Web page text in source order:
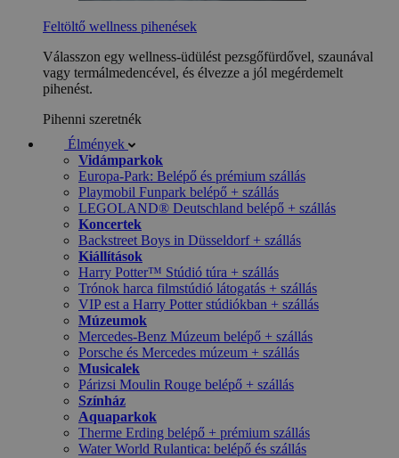
Feltöltő wellness pihenések
Válasszon egy wellness-üdülést pezsgőfürdővel, szaunával
vagy termálmedencével, és élvezze a jól megérdemelt
pihenést.
Pihenni szeretnék
Élmények
Vidámparkok
Europa-Park: Belépő és prémium szállás
Playmobil Funpark belépő + szállás
LEGOLAND® Deutschland belépő + szállás
Koncertek
Backstreet Boys in Düsseldorf + szállás
Kiállítások
Harry Potter™ Stúdió túra + szállás
Trónok harca filmstúdió látogatás + szállás
VIP est a Harry Potter stúdiókban + szállás
Múzeumok
Mercedes-Benz Múzeum belépő + szállás
Porsche és Mercedes múzeum + szállás
Musicalek
Párizsi Moulin Rouge belépő + szállás
Színház
Aquaparkok
Therme Erding belépő + prémium szállás
Water World Rulantica: belépő és szállás